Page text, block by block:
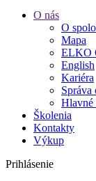
O nás
O
Mapa
ELKO
English
Kariéra
Správa
Hlavné
Školenia
Kontakty
Výkup
Prihlásenie